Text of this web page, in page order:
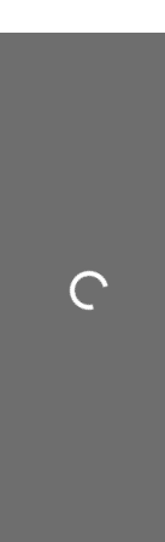
Wird geladen …